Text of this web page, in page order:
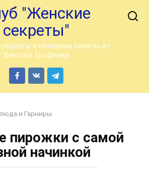
"Женские
секреты"
и полезные советы от
Виктора Ерофеева
и Гарниры
пирожки с самой
начинкой